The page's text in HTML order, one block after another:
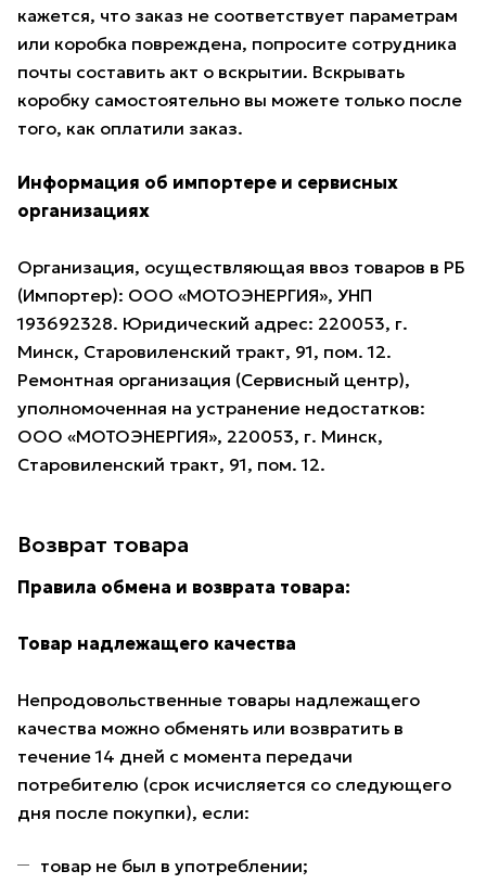
кажется, что заказ не соответствует параметрам
или коробка повреждена, попросите сотрудника
почты составить акт о вскрытии. Вскрывать
коробку самостоятельно вы можете только после
того, как оплатили заказ.
Информация об импортере и сервисных
организациях
Организация, осуществляющая ввоз товаров в РБ
(Импортер): ООО «МОТОЭНЕРГИЯ», УНП
193692328. Юридический адрес: 220053, г.
Минск, Старовиленский тракт, 91, пом. 12.
Ремонтная организация (Сервисный центр),
уполномоченная на устранение недостатков:
ООО «МОТОЭНЕРГИЯ», 220053, г. Минск,
Старовиленский тракт, 91, пом. 12.
Возврат товара
Правила обмена и возврата товара:
Товар надлежащего качества
Непродовольственные товары надлежащего
качества можно обменять или возвратить в
течение 14 дней с момента передачи
потребителю (срок исчисляется со следующего
дня после покупки), если:
товар не был в употреблении;